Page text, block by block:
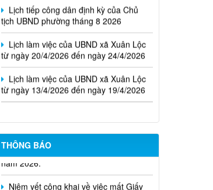
Lịch làm việc của UBND xã Xuân Lộc
từ ngày 20/4/2026 đến ngày 24/4/2026
Lịch làm việc của UBND xã Xuân Lộc
từ ngày 13/4/2026 đến ngày 19/4/2026
THÔNG BÁO
Cuộc thi trực tuyến tìm hiểu pháp luật
năm 2026.
Niêm yết công khai về việc mất Giấy
chứng nhận đã cấp cho ông Trần Đình
Thắng